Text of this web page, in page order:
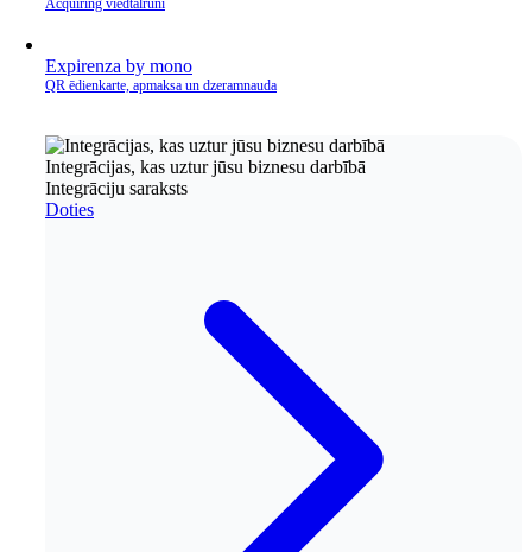
Acquiring viedtālrunī
Expirenza by mono
QR ēdienkarte, apmaksa un dzeramnauda
Integrācijas, kas uztur jūsu biznesu darbībā
Integrāciju saraksts
Doties